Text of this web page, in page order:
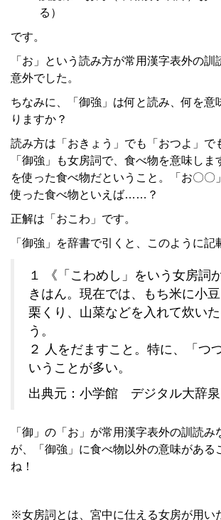
る）
です。
「お」という読み方が常用漢字表外の訓
意外でした。
ちなみに、「御強」は何と読み、何を意
りますか？
読み方は「おきょう」でも「おつよ」で
「御強」も女房詞で、食べ物を意味し
を使った食べ物だということ。「お〇〇
使った食べ物といえば……？
正解は「おこわ」です。
「御強」を辞書で引くと、このように記
１ 《「こわめし」をいう女房詞
きはん。現在では、もち米に小
栗くり、山菜などを入れて炊い
う。
２ 人をだますこと。特に、「つ
いうことが多い。
出典元：小学館 デジタル大辞泉
「御」の「お」が常用漢字表外の訓読み
が、「御強」に食べ物以外の意味がある
ね！
※女房詞とは、宮中に仕える女房が用い